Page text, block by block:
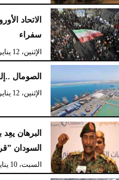
سفراء
الإثنين، 12 يناير 2026
الصومال
الإثنين، 12 يناير 2026
البرهان
السودان
السبت، 10 يناير 2026